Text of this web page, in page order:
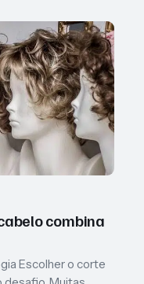
combina
Escolher o corte